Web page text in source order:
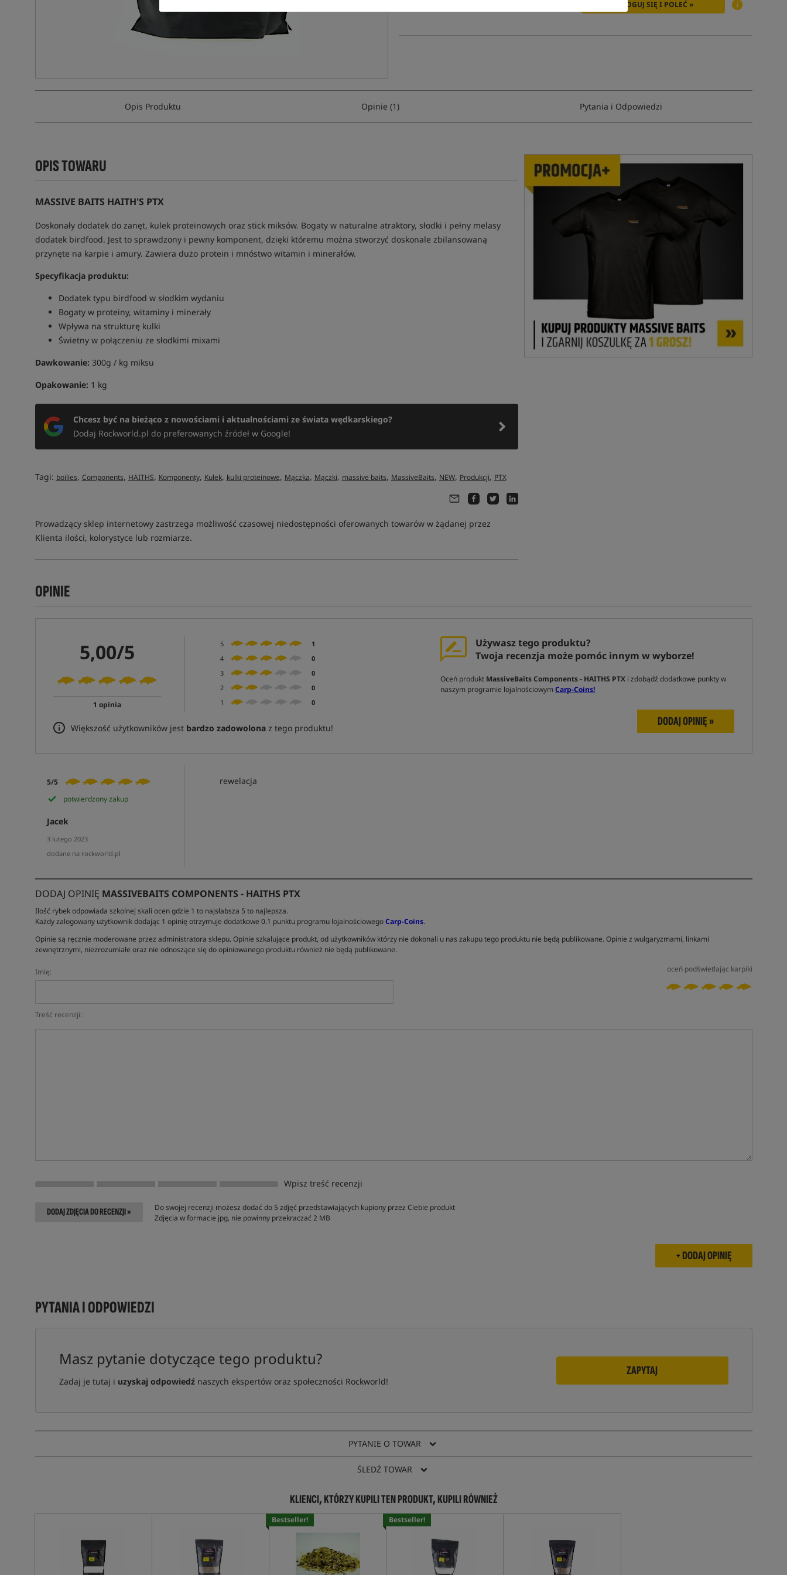
ZALOGUJ SIĘ I POLEĆ »
Opis Produktu Opinie (1) Pytania i Odpowiedzi
OPIS TOWARU
MASSIVE BAITS HAITH'S PTX
Doskonały dodatek do zanęt, kulek proteinowych oraz stick miksów. Bogaty w naturalne atraktory, słodki i pełny melasy
dodatek birdfood. Jest to sprawdzony i pewny komponent, dzięki któremu można stworzyć doskonale zbilansowaną
przynęte na karpie i amury. Zawiera dużo protein i mnóstwo witamin i minerałów.
Specyfikacja produktu:
Dodatek typu birdfood w słodkim wydaniu
Bogaty w proteiny, witaminy i minerały
Wpływa na strukturę kulki
Świetny w połączeniu ze słodkimi mixami
Dawkowanie: 300g / kg miksu
Opakowanie: 1 kg
Chcesz być na bieżąco z nowościami i aktualnościami ze świata wędkarskiego?
Dodaj Rockworld.pl do preferowanych źródeł w Google!
Tagi: boilies, Components, HAITHS, Komponenty, Kulek, kulki proteinowe, Mączka, Mączki, massive baits, MassiveBaits, NEW, Produkcji, PTX
Prowadzący sklep internetowy zastrzega możliwość czasowej niedostępności oferowanych towarów w żądanej przez
Klienta ilości, kolorystyce lub rozmiarze.
OPINIE
5,00/5
1 opinia
5
1
4
0
3
0
2
0
1
0
Większość użytkowników jest bardzo zadowolonaz tego produktu!
Używasz tego produktu?
Twoja recenzja może pomóc innym w wyborze!
Oceń produkt MassiveBaits Components - HAITHS PTX i zdobądź dodatkowe punkty w
naszym programie lojalnościowymCarp-Coins!
DODAJ OPINIĘ »
5/5
potwierdzony zakup
Jacek
3 lutego 2023
dodane na rockworld.pl
rewelacja
DODAJ OPINIĘ MASSIVEBAITS COMPONENTS - HAITHS PTX
Ilość rybek odpowiada szkolnej skali ocen gdzie 1 to najsłabsza 5 to najlepsza.
Każdy zalogowany użytkownik dodając 1 opinię otrzymuje dodatkowe 0.1 punktu programu lojalnościowegoCarp-Coins.
Opinie są ręcznie moderowane przez administratora sklepu. Opinie szkalujące produkt, od użytkowników którzy nie dokonali u nas zakupu tego produktu nie będą publikowane. Opinie z wulgaryzmami, linkami
zewnętrznymi, niezrozumiałe oraz nie odnoszące się do opiniowanego produktu również nie będą publikowane.
oceń podświetlając karpiki
Imię:
Treść recenzji:
Wpisz treść recenzji
DODAJ ZDJĘCIA DO RECENZJI »
Do swojej recenzji możesz dodać do 5 zdjęć przedstawiających kupiony przez Ciebie produkt
Zdjęcia w formacie jpg, nie powinny przekraczać 2 MB
PYTANIA I ODPOWIEDZI
Masz pytanie dotyczące tego produktu?
Zadaj je tutaj i uzyskaj odpowiedźnaszych ekspertów oraz społeczności Rockworld!
ZAPYTAJ
PYTANIE O TOWAR
ŚLEDŹ TOWAR
KLIENCI, KTÓRZY KUPILI TEN PRODUKT, KUPILI RÓWNIEŻ
Bestseller! Bestseller!